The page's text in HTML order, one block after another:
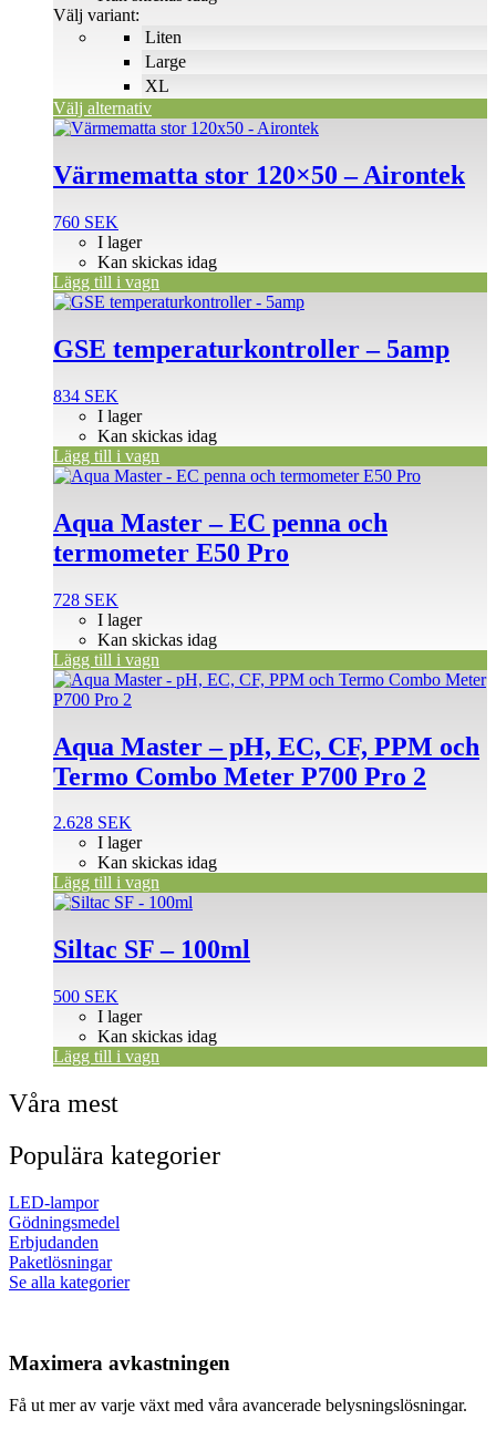
Liten
Large
XL
Välj variant:
Välj alternativ
alternativen
produktsidan
Värmematta stor 120×50 – Airontek
760 SEK
I lager
Kan skickas idag
Lägg till i vagn
GSE temperaturkontroller – 5amp
834 SEK
I lager
Kan skickas idag
Lägg till i vagn
Aqua Master – EC penna och
termometer E50 Pro
728 SEK
I lager
Kan skickas idag
Lägg till i vagn
Aqua Master – pH, EC, CF, PPM och
Termo Combo Meter P700 Pro 2
2.628 SEK
I lager
Kan skickas idag
Lägg till i vagn
Siltac SF – 100ml
500 SEK
I lager
Kan skickas idag
Lägg till i vagn
Våra mest
Populära kategorier
LED-lampor
Gödningsmedel
Erbjudanden
Paketlösningar
Se alla kategorier
Maximera avkastningen
Få ut mer av varje växt med våra avancerade belysningslösningar.